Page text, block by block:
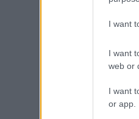
I want
I want
web or
I want
or app.